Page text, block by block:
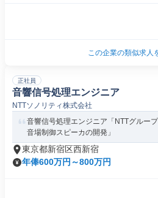
この企業の類似求人
正社員
音響信号処理エンジニア
NTTソノリティ株式会社
音響信号処理エンジニア「NTTグルー
音場制御スピーカの開発」
東京都新宿区西新宿
年俸600万円～800万円